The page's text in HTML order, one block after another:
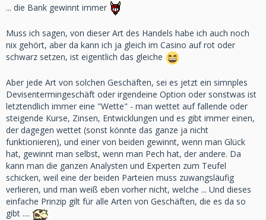
... die Bank gewinnt immer
Muss ich sagen, von dieser Art des Handels habe ich auch noch
nix gehört, aber da kann ich ja gleich im Casino auf rot oder
schwarz setzen, ist eigentlich das gleiche
Aber jede Art von solchen Geschäften, sei es jetzt ein simnples
Devisentermingeschäft oder irgendeine Option oder sonstwas ist
letztendlich immer eine "Wette" - man wettet auf fallende oder
steigende Kurse, Zinsen, Entwicklungen und es gibt immer einen,
der dagegen wettet (sonst könnte das ganze ja nicht
funktionieren), und einer von beiden gewinnt, wenn man Glück
hat, gewinnt man selbst, wenn man Pech hat, der andere. Da
kann man die ganzen Analysten und Experten zum Teufel
schicken, weil eine der beiden Parteien muss zuwangsläufig
verlieren, und man weiß eben vorher nicht, welche ... Und dieses
einfache Prinzip gilt für alle Arten von Geschäften, die es da so
gibt ....